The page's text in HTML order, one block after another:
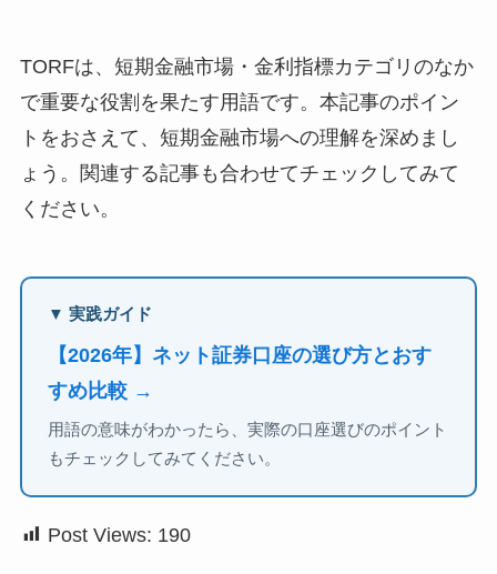
TORFは、短期金融市場・金利指標カテゴリのなか
で重要な役割を果たす用語です。本記事のポイン
トをおさえて、短期金融市場への理解を深めまし
ょう。関連する記事も合わせてチェックしてみて
ください。
▼ 実践ガイド
【2026年】ネット証券口座の選び方とおす
すめ比較 →
用語の意味がわかったら、実際の口座選びのポイント
もチェックしてみてください。
Post Views: 190